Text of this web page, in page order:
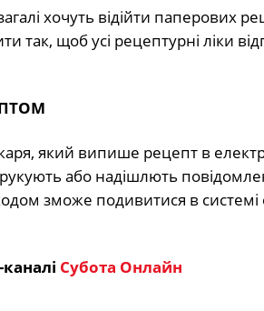
хочуть відійти паперових
так, щоб усі рецептурні ліки
який випише рецепт в
або надішлють
зможе подивитися в системі
Субота Онлайн